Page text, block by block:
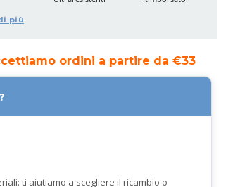
ordini a partire da €33
ti aiutiamo a scegliere il ricambio o
più